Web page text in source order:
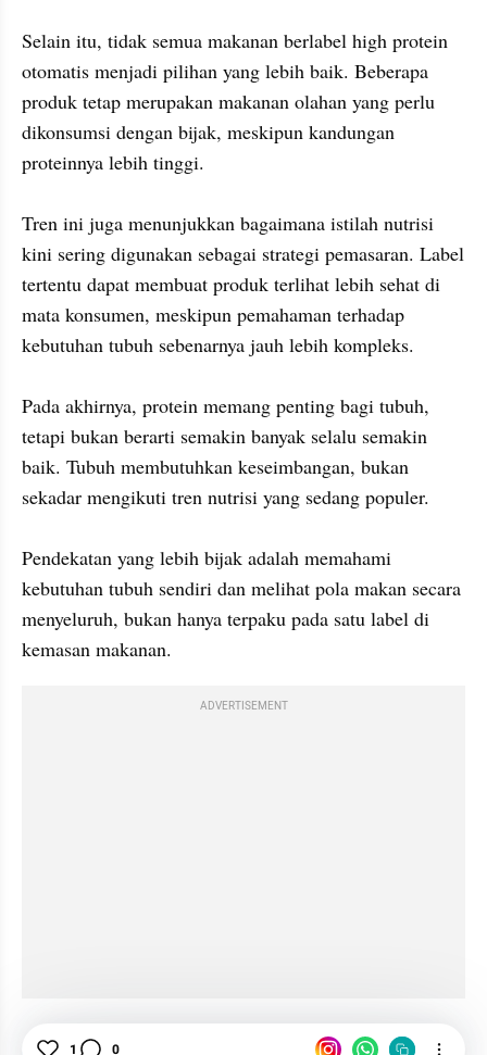
Selain itu, tidak semua makanan berlabel high protein
otomatis menjadi pilihan yang lebih baik. Beberapa
produk tetap merupakan makanan olahan yang perlu
dikonsumsi dengan bijak, meskipun kandungan
proteinnya lebih tinggi.
Tren ini juga menunjukkan bagaimana istilah nutrisi
kini sering digunakan sebagai strategi pemasaran. Label
tertentu dapat membuat produk terlihat lebih sehat di
mata konsumen, meskipun pemahaman terhadap
kebutuhan tubuh sebenarnya jauh lebih kompleks.
Pada akhirnya, protein memang penting bagi tubuh,
tetapi bukan berarti semakin banyak selalu semakin
baik. Tubuh membutuhkan keseimbangan, bukan
sekadar mengikuti tren nutrisi yang sedang populer.
Pendekatan yang lebih bijak adalah memahami
kebutuhan tubuh sendiri dan melihat pola makan secara
menyeluruh, bukan hanya terpaku pada satu label di
kemasan makanan.
ADVERTISEMENT
1 0